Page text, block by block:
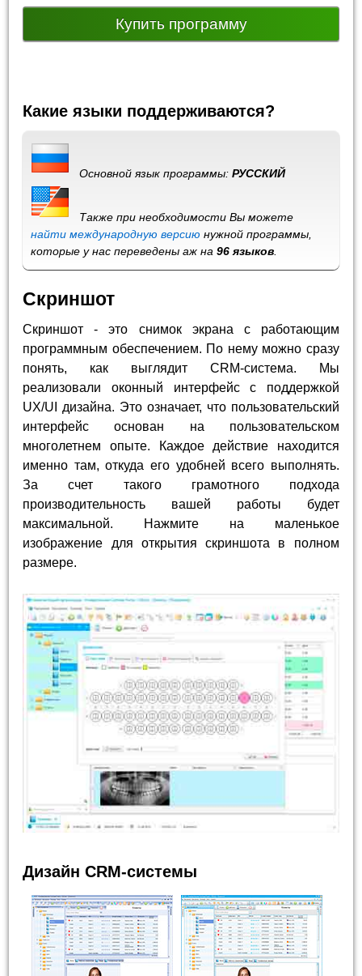
Купить программу
Какие языки поддерживаются?
Основной язык программы:РУССКИЙ
Также при необходимости Вы можете
найти международную версию нужной программы,
которые у нас переведены аж на96 языков.
Скриншот
Скриншот - это снимок экрана с работающим
программным обеспечением. По нему можно сразу
понять, как выглядит CRM-система. Мы
реализовали оконный интерфейс с поддержкой
UX/UI дизайна. Это означает, что пользовательский
интерфейс основан на пользовательском
многолетнем опыте. Каждое действие находится
именно там, откуда его удобней всего выполнять.
За счет такого грамотного подхода
производительность вашей работы будет
максимальной. Нажмите на маленькое
изображение для открытия скриншота в полном
размере.
Дизайн CRM-системы